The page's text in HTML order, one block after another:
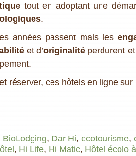
tout en adoptant une
.
années passent mais les
et d’originalité perdurent
réserver, ces hôtels en ligne
BioLodging, Dar Hi, ecotourisme,
, Hi Life, Hi Matic, Hôtel écolo